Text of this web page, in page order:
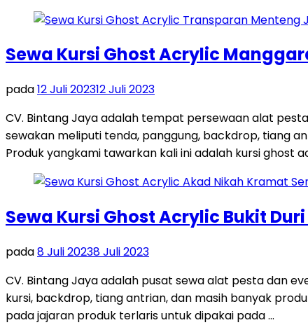
Sewa Kursi Ghost Acrylic
pada12 Juli 202312 Juli 2023
CV. Bintang Jaya adalah tempat persewaan alat
sewakan meliputi tenda, panggung, backdrop, tiang
Produk yangkami tawarkan kali ini adalah kursi ghost
Sewa Kursi Ghost Acrylic Bukit
pada8 Juli 20238 Juli 2023
CV. Bintang Jaya adalah pusat sewa alat pesta dan
kursi, backdrop, tiang antrian, dan masih banyak
pada jajaran produk terlaris untuk dipakai pada …